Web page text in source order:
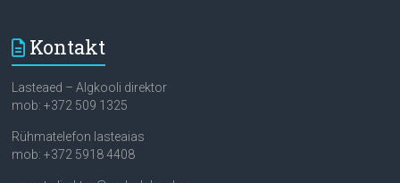
Kontakt
Lasteaed – Algkooli direktor
mob: +372 509 1325
Rühmatelefon lasteaias
mob: +372 5918 4408